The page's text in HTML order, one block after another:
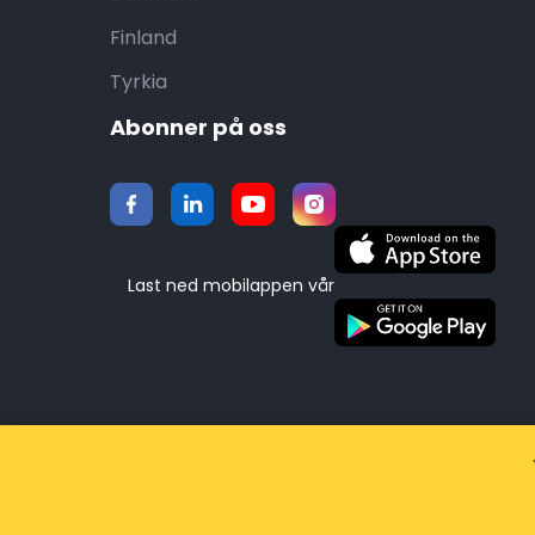
Finland
Tyrkia
Abonner på oss
Last ned mobilappen vår
Alle